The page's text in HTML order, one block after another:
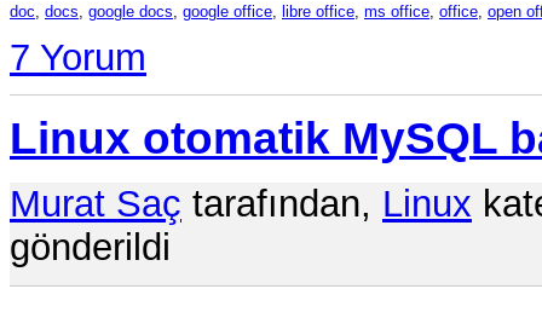
doc docs google docs google office libre office ms office office open
7 Yorum
Linux otomatik MySQL
Murat Saç tarafından, Linux
gönderildi